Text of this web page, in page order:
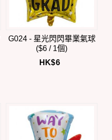
G024 - 星光閃閃畢業氣球
($6 / 1個)
HK$6